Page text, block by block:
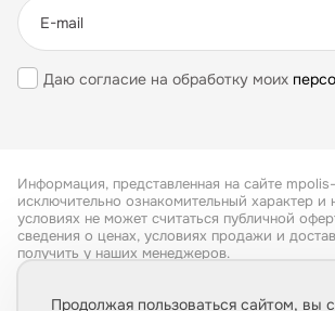
Даю согласие на обработку моих
Информация, представленная на сайте
исключительно ознакомительный характер и
условиях не может считаться публичной
сведения о ценах, условиях продажи и
получить у наших менеджеров.
Продолжая пользоваться сайтом, вы